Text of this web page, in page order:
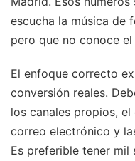
escucha la música de
pero que no conoce
El enfoque correcto
conversión reales.
los canales propios,
correo electrónico y
Es preferible tener mil